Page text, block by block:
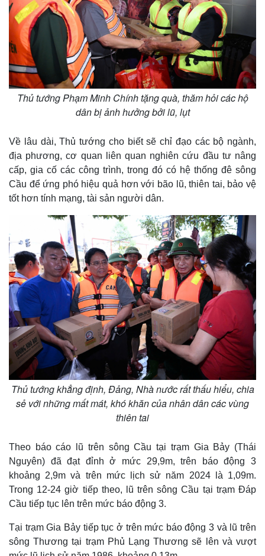
Thế giới
Hồ sơ
Multimedia
Video
E-Magazine
Infographic
Thủ tướng Phạm Minh Chính tặng quà, thăm hỏi các hộ
dân bị ảnh hưởng bởi lũ, lụt
Về lâu dài, Thủ tướng cho biết sẽ chỉ đạo các bộ ngành,
địa phương, cơ quan liên quan nghiên cứu đầu tư nâng
cấp, gia cố các công trình, trong đó có hệ thống đê sông
Cầu để ứng phó hiệu quả hơn với bão lũ, thiên tai, bảo vệ
tốt hơn tính mạng, tài sản người dân.
Thủ tướng khẳng định, Đảng, Nhà nước rất thấu hiểu, chia
sẻ với những mất mát, khó khăn của nhân dân các vùng
thiên tai
Theo báo cáo lũ trên sông Cầu tại trạm Gia Bảy (Thái
Nguyên) đã đạt đỉnh ở mức 29,9m, trên báo động 3
khoảng 2,9m và trên mức lịch sử năm 2024 là 1,09m.
Trong 12-24 giờ tiếp theo, lũ trên sông Cầu tại trạm Đáp
Cầu tiếp tục lên trên mức báo động 3.
Tại trạm Gia Bảy tiếp tục ở trên mức báo động 3 và lũ trên
sông Thương tại trạm Phủ Lạng Thương sẽ lên và vượt